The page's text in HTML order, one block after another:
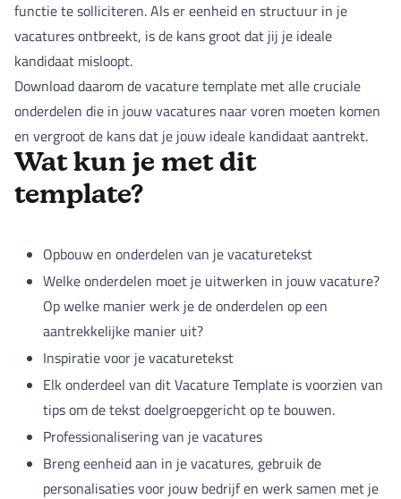
functie te solliciteren. Als er eenheid en structuur in je
vacatures ontbreekt, is de kans groot dat jij je ideale
kandidaat misloopt.
Download daarom de vacature template met alle cruciale
onderdelen die in jouw vacatures naar voren moeten komen
en vergroot de kans dat je jouw ideale kandidaat aantrekt.
Wat kun je met dit
template?
Opbouw en onderdelen van je vacaturetekst
Welke onderdelen moet je uitwerken in jouw vacature?
Op welke manier werk je de onderdelen op een
aantrekkelijke manier uit?
Inspiratie voor je vacaturetekst
Elk onderdeel van dit Vacature Template is voorzien van
tips om de tekst doelgroepgericht op te bouwen.
Professionalisering van je vacatures
Breng eenheid aan in je vacatures, gebruik de
personalisaties voor jouw bedrijf en werk samen met je